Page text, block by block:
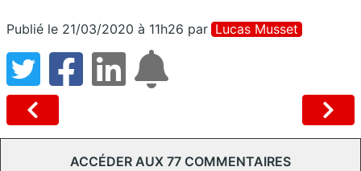
Publié le 21/03/2020 à 11h26 par Lucas Musset
ACCÉDER AUX 77 COMMENTAIRES